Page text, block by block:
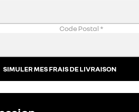
Code Postal*
SIMULER MES FRAIS DE LIVRAISON